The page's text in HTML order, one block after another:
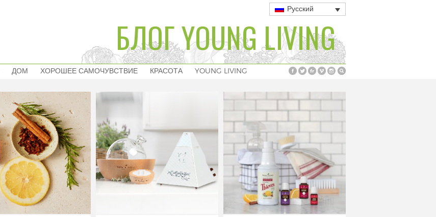
Русский
БЛОГ YOUNG LIVING
ДОМ ХОРОШЕЕ САМОЧУВСТВИЕ КРАСОТА YOUNG LIVING